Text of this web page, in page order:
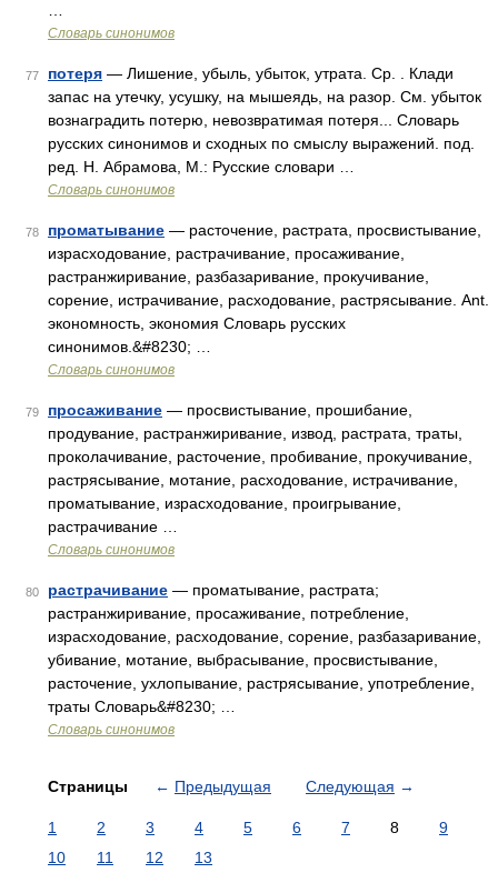
Словарь синонимов
77 потеря — Лишение, убыль, убыток, утрата. Ср. . Клади
запас на утечку, усушку, на мышеядь, на разор. См. убыток
вознаградить потерю, невозвратимая потеря... Словарь
русских синонимов и сходных по смыслу выражений. под.
ред. Н. Абрамова, М.: Русские словари …
Словарь синонимов
78 проматывание — расточение, растрата, просвистывание,
израсходование, растрачивание, просаживание,
растранжиривание, разбазаривание, прокучивание,
сорение, истрачивание, расходование, растрясывание. Ant.
экономность, экономия Словарь русских
синонимов.&#8230; …
Словарь синонимов
79 просаживание — просвистывание, прошибание,
продувание, растранжиривание, извод, растрата, траты,
проколачивание, расточение, пробивание, прокучивание,
растрясывание, мотание, расходование, истрачивание,
проматывание, израсходование, проигрывание,
растрачивание …
Словарь синонимов
80 растрачивание — проматывание, растрата;
растранжиривание, просаживание, потребление,
израсходование, расходование, сорение, разбазаривание,
убивание, мотание, выбрасывание, просвистывание,
расточение, ухлопывание, растрясывание, употребление,
траты Словарь&#8230; …
Словарь синонимов
Страницы ← Предыдущая Следующая →
1 2 3 4 5 6 7 8
9
10
11 12 13